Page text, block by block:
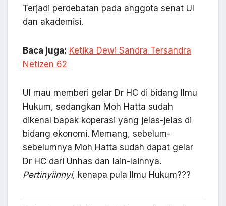
Terjadi perdebatan pada anggota senat UI
dan akademisi.
Baca juga: Ketika Dewi Sandra Tersandra
Netizen 62
UI mau memberi gelar Dr HC di bidang Ilmu
Hukum, sedangkan Moh Hatta sudah
dikenal bapak koperasi yang jelas-jelas di
bidang ekonomi. Memang, sebelum-
sebelumnya Moh Hatta sudah dapat gelar
Dr HC dari Unhas dan lain-lainnya.
Pertinyiinnyi, kenapa pula Ilmu Hukum???